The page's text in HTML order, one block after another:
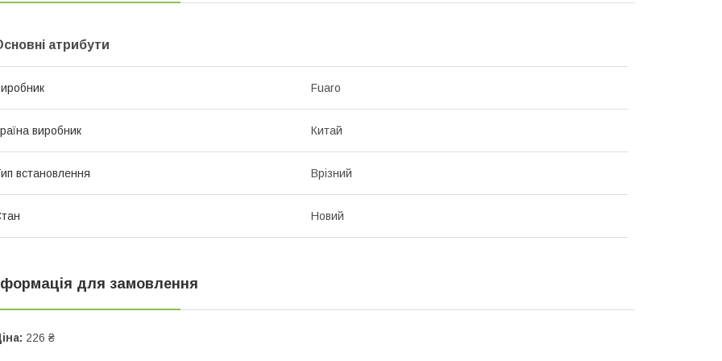
атрибути
Fuaro
виробник Китай
встановлення Врізний
Новий
для замовлення
226 ₴